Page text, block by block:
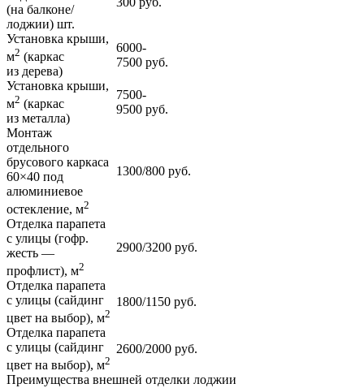
(на балконе/
лоджии) шт.
Установка крыши,
м2 (каркас
из дерева)
6000-
7500 руб.
Установка крыши,
м2 (каркас
из металла)
7500-
9500 руб.
Монтаж
отдельного
брусового каркаса
60×40 под
алюминиевое
остекление, м2
1300/800 руб.
Отделка парапета
с улицы (гофр.
жесть —
профлист), м2
2900/3200 руб.
Отделка парапета
с улицы (сайдинг
цвет на выбор), м2
1800/1150 руб.
Отделка парапета
с улицы (сайдинг
цвет на выбор), м2
2600/2000 руб.
Преимущества внешней отделки лоджии